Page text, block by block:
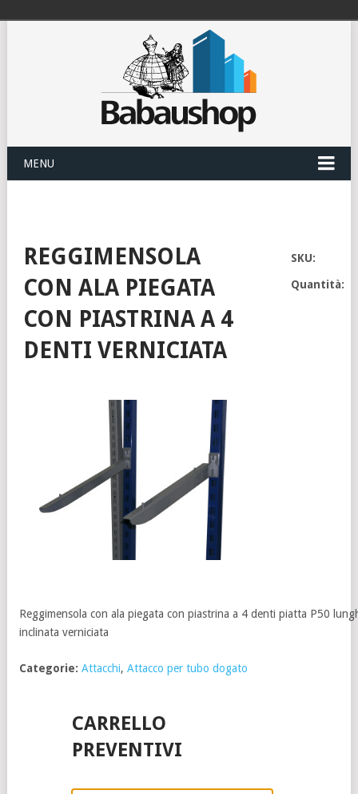
MENU
REGGIMENSOLA
CON ALA PIEGATA
CON PIASTRINA A 4
DENTI VERNICIATA
SKU:
Quantità:
Reggimensola con ala piegata con piastrina a 4 denti piatta P50
inclinata verniciata
Categorie: Attacchi, Attacco per tubo dogato
CARRELLO
PREVENTIVI